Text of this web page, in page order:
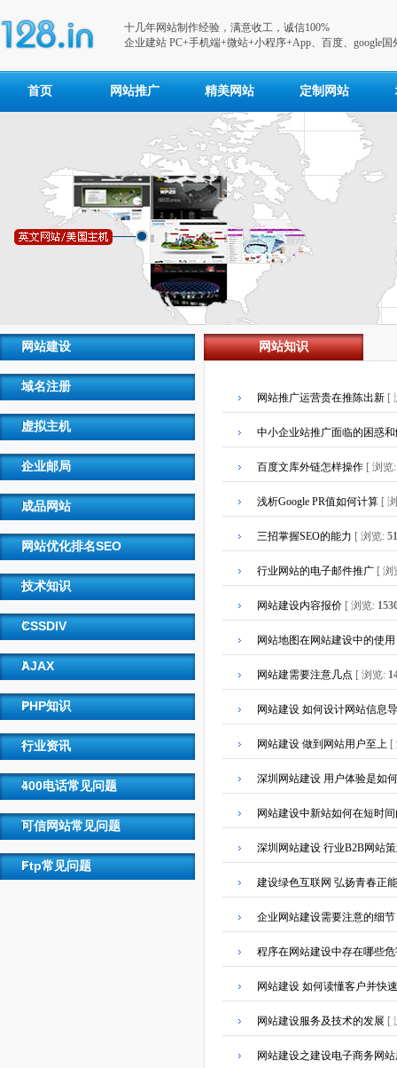
十几年网站制作经验，满意收工，诚信100%
企业建站 PC+手机端+微站+小程序+App、百度、google国
首页 网站推广 精美网站 定制网站
网站建设
域名注册
虚拟主机
企业邮局
成品网站
网站优化排名SEO
技术知识
CSSDIV
AJAX
PHP知识
行业资讯
400电话常见问题
可信网站常见问题
Ftp常见问题
网站知识
网站推广运营贵在推陈出新 [
中小企业站推广面临的困惑
百度文库外链怎样操作 [ 浏
浅析Google PR值如何计算 [
三招掌握SEO的能力 [ 浏览:
行业网站的电子邮件推广 [
网站建设内容报价 [ 浏览:
网站地图在网站建设中的使用
网站建需要注意几点 [ 浏览:
网站建设 如何设计网站信息
网站建设 做到网站用户至上 [
深圳网站建设 用户体验是如
网站建设中新站如何在短时
深圳网站建设 行业B2B网站
建设绿色互联网 弘扬青春正
企业网站建设需要注意的细节
程序在网站建设中存在哪些
网站建设 如何读懂客户并快
网站建设服务及技术的发展 [
网站建设之建设电子商务网